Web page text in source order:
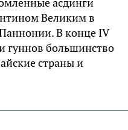
Великим в
В конце IV
гуннов большинство
страны и